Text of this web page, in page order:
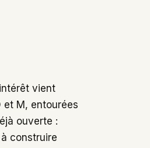
vient
et M, entourées
ouverte :
construire